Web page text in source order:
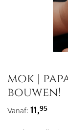
mok |
bouwen!
Vanaf: 11,95